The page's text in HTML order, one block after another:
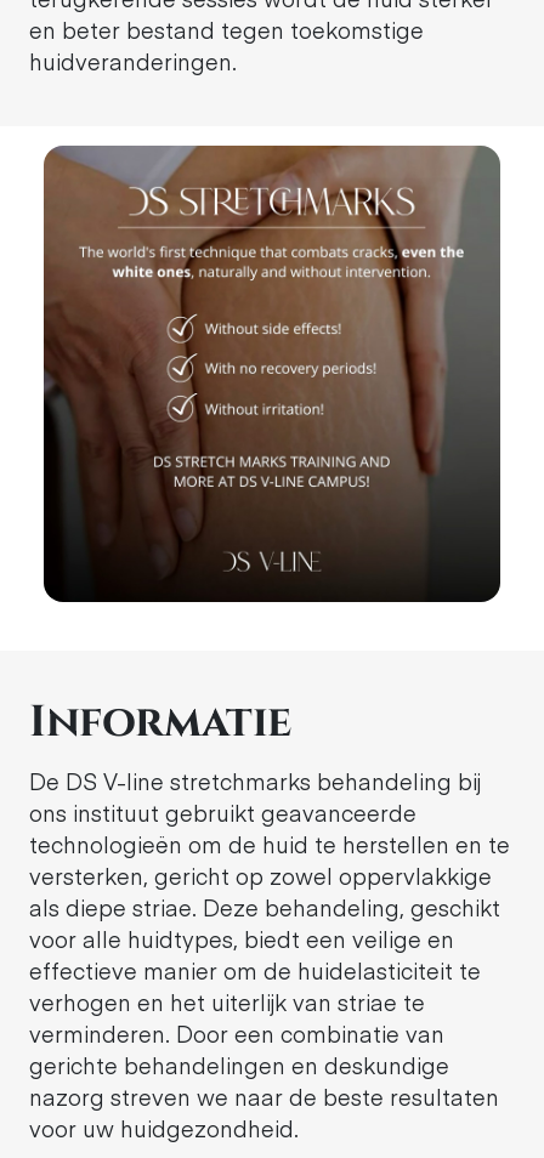
en beter bestand tegen toekomstige
huidveranderingen.
Informatie
De DS V-line stretchmarks behandeling bij
ons instituut gebruikt geavanceerde
technologieën om de huid te herstellen en te
versterken, gericht op zowel oppervlakkige
als diepe striae. Deze behandeling, geschikt
voor alle huidtypes, biedt een veilige en
effectieve manier om de huidelasticiteit te
verhogen en het uiterlijk van striae te
verminderen. Door een combinatie van
gerichte behandelingen en deskundige
nazorg streven we naar de beste resultaten
voor uw huidgezondheid.